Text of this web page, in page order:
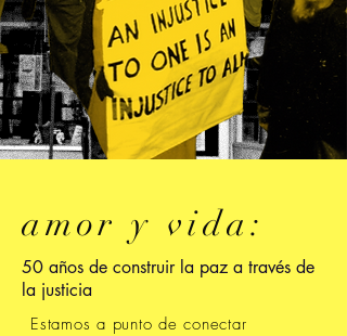
amor y vida:
50 años de construir la paz a través de
la justicia
Estamos a punto de conectar